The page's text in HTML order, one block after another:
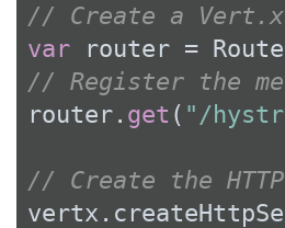
// Create a Vert.x
var
// Register the
router. get ( "/
// Create the